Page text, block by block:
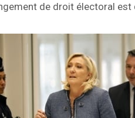
de droit électoral est